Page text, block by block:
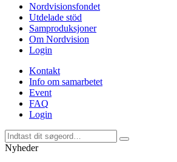
søge…
Nordvisionsfondet
Utdelade stöd
Samproduksjoner
Om Nordvision
Login
Kontakt
Info om samarbetet
Event
FAQ
Login
Nyheder